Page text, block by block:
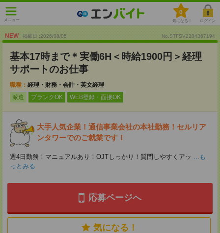
メニュー
0
気になる！ ログイン
NEW 掲載日 :2026/08/05 No.STFSV2204367194
基本17時まで＊実働6H＜時給1900円＞経理
サポートのお仕事
職種： 経理・財務・会計・英文経理
派遣
ブランクOK WEB登録・面接OK
大手人気企業！通信事業会社の本社勤務！セルリア
ンタワーでのご就業です！
週4日勤務！マニュアルあり！OJTしっかり！質問しやすくアッ ...も
っとみる
応募ページへ
気になる！